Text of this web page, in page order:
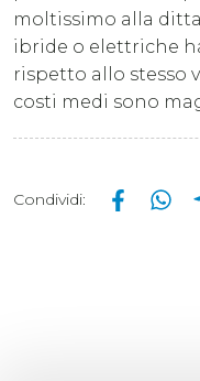
moltissimo alla
ibride o elettriche
rispetto allo stesso
costi medi sono
Condividi: